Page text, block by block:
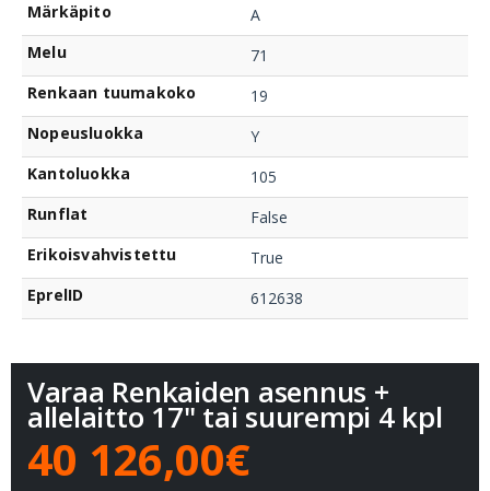
Märkäpito
A
Melu
71
Renkaan tuumakoko
19
Nopeusluokka
Y
Kantoluokka
105
Runflat
False
Erikoisvahvistettu
True
EprelID
612638
Varaa Renkaiden asennus +
allelaitto 17" tai suurempi 4 kpl
40 126,00€